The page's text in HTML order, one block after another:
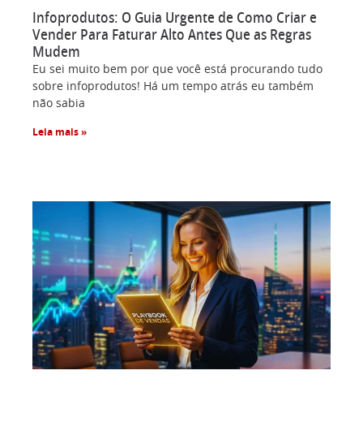
Infoprodutos: O Guia Urgente de Como Criar e
Vender Para Faturar Alto Antes Que as Regras
Mudem
Eu sei muito bem por que você está procurando tudo
sobre infoprodutos! Há um tempo atrás eu também
não sabia
Leia mais »